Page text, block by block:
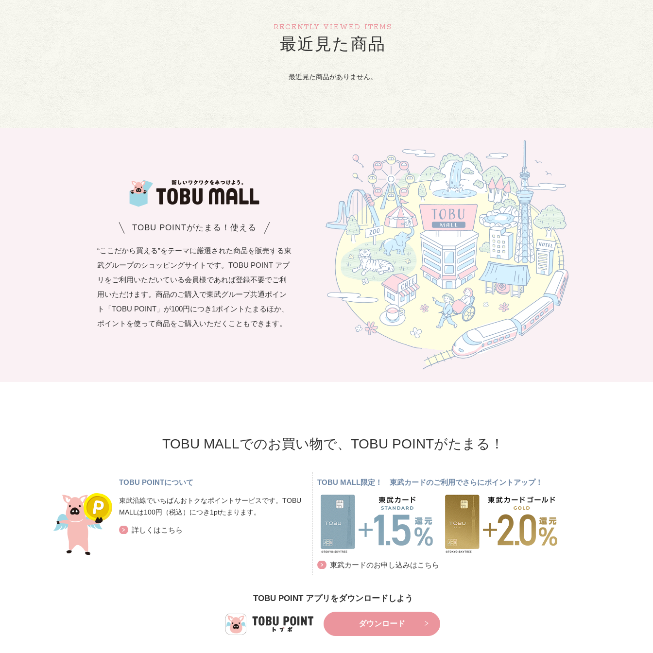
RECENTLY VIEWED ITEMS
最近見た商品
最近見た商品がありません。
TOBU POINTがたまる！使える
“ここだから買える”をテーマに厳選された商品を販売する東
武グループのショッピングサイトです。TOBU POINT アプ
リをご利用いただいている会員様であれば登録不要でご利
用いただけます。商品のご購入で東武グループ共通ポイン
ト「TOBU POINT」が100円につき1ポイントたまるほか、
ポイントを使って商品をご購入いただくこともできます。
TOBU MALLでのお買い物で、TOBU POINTがたまる！
TOBU POINTについて
東武沿線でいちばんおトクなポイントサービスです。TOBU
MALLは100円（税込）につき1ptたまります。
詳しくはこちら
TOBU MALL限定！ 東武カードのご利用でさらにポイントアップ！
東武カードのお申し込みはこちら
TOBU POINT アプリをダウンロードしよう
ダウンロード